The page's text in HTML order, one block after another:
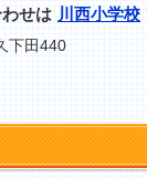
せは 川西小学校
下田440